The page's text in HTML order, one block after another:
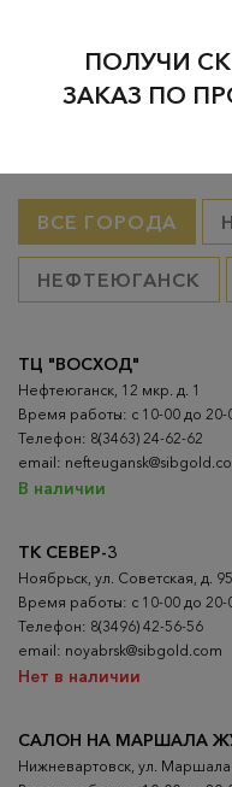
ВСЕ ГОРОДА
НЕФТЕЮГАНСК
ТК СЕВЕР-3
Ноябрьск, ул. Советская, д.
Время работы: с 10-00 до 20-
Телефон: 8(3496) 42-56-56
email: noyabrsk@sibgold.com
Нет в наличии
ТЦ "ВОСХОД"
Нефтеюганск, 12 мкр. д. 1
Время работы: с 10-00 до 20-
Телефон: 8(3463) 24-62-62
email:
В наличии
САЛОН НА МАРШАЛА
Нижневартовск, ул.
ПОЛУЧИ
ЗАКАЗ ПО